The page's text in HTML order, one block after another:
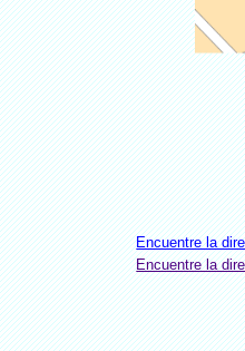
Encuentre la
Encuentre la